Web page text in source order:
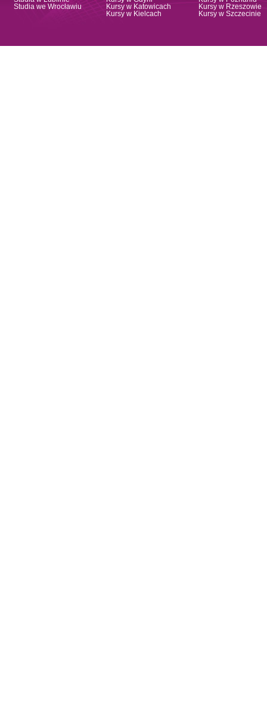
Studia we Wrocławiu
Kursy w Katowicach
Kursy w Kielcach
Kursy w Rzeszowie
Kursy w Szczecinie